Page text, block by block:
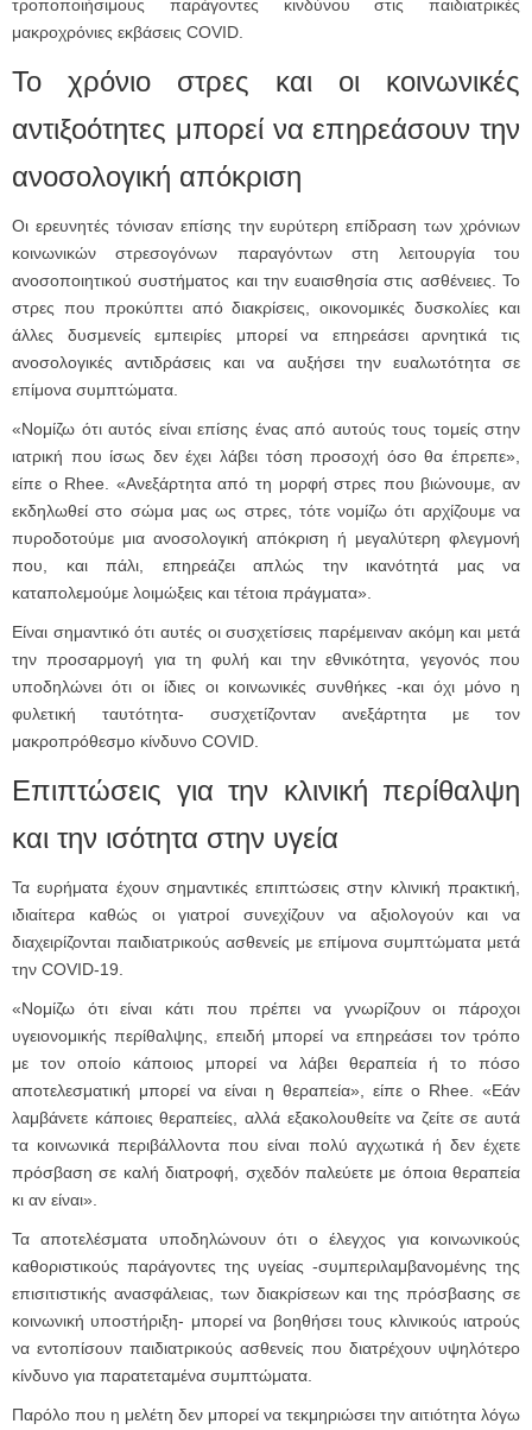
τροποποιήσιμους παράγοντες κινδύνου στις παιδιατρικές
μακροχρόνιες εκβάσεις COVID.
Το χρόνιο στρες και οι κοινωνικές
αντιξοότητες μπορεί να επηρεάσουν την
ανοσολογική απόκριση
Οι ερευνητές τόνισαν επίσης την ευρύτερη επίδραση των χρόνιων
κοινωνικών στρεσογόνων παραγόντων στη λειτουργία του
ανοσοποιητικού συστήματος και την ευαισθησία στις ασθένειες. Το
στρες που προκύπτει από διακρίσεις, οικονομικές δυσκολίες και
άλλες δυσμενείς εμπειρίες μπορεί να επηρεάσει αρνητικά τις
ανοσολογικές αντιδράσεις και να αυξήσει την ευαλωτότητα σε
επίμονα συμπτώματα.
«Νομίζω ότι αυτός είναι επίσης ένας από αυτούς τους τομείς στην
ιατρική που ίσως δεν έχει λάβει τόση προσοχή όσο θα έπρεπε»,
είπε ο Rhee. «Ανεξάρτητα από τη μορφή στρες που βιώνουμε, αν
εκδηλωθεί στο σώμα μας ως στρες, τότε νομίζω ότι αρχίζουμε να
πυροδοτούμε μια ανοσολογική απόκριση ή μεγαλύτερη φλεγμονή
που, και πάλι, επηρεάζει απλώς την ικανότητά μας να
καταπολεμούμε λοιμώξεις και τέτοια πράγματα».
Είναι σημαντικό ότι αυτές οι συσχετίσεις παρέμειναν ακόμη και μετά
την προσαρμογή για τη φυλή και την εθνικότητα, γεγονός που
υποδηλώνει ότι οι ίδιες οι κοινωνικές συνθήκες -και όχι μόνο η
φυλετική ταυτότητα- συσχετίζονταν ανεξάρτητα με τον
μακροπρόθεσμο κίνδυνο COVID.
Επιπτώσεις για την κλινική περίθαλψη
και την ισότητα στην υγεία
Τα ευρήματα έχουν σημαντικές επιπτώσεις στην κλινική πρακτική,
ιδιαίτερα καθώς οι γιατροί συνεχίζουν να αξιολογούν και να
διαχειρίζονται παιδιατρικούς ασθενείς με επίμονα συμπτώματα μετά
την COVID-19.
«Νομίζω ότι είναι κάτι που πρέπει να γνωρίζουν οι πάροχοι
υγειονομικής περίθαλψης, επειδή μπορεί να επηρεάσει τον τρόπο
με τον οποίο κάποιος μπορεί να λάβει θεραπεία ή το πόσο
αποτελεσματική μπορεί να είναι η θεραπεία», είπε ο Rhee. «Εάν
λαμβάνετε κάποιες θεραπείες, αλλά εξακολουθείτε να ζείτε σε αυτά
τα κοινωνικά περιβάλλοντα που είναι πολύ αγχωτικά ή δεν έχετε
πρόσβαση σε καλή διατροφή, σχεδόν παλεύετε με όποια θεραπεία
κι αν είναι».
Τα αποτελέσματα υποδηλώνουν ότι ο έλεγχος για κοινωνικούς
καθοριστικούς παράγοντες της υγείας -συμπεριλαμβανομένης της
επισιτιστικής ανασφάλειας, των διακρίσεων και της πρόσβασης σε
κοινωνική υποστήριξη- μπορεί να βοηθήσει τους κλινικούς ιατρούς
να εντοπίσουν παιδιατρικούς ασθενείς που διατρέχουν υψηλότερο
κίνδυνο για παρατεταμένα συμπτώματα.
Παρόλο που η μελέτη δεν μπορεί να τεκμηριώσει την αιτιότητα λόγω